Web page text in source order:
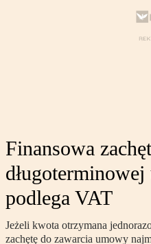
Finansowa
podlega VAT
Jeżeli kwota otrzymana
zachętę do zawarcia umowy